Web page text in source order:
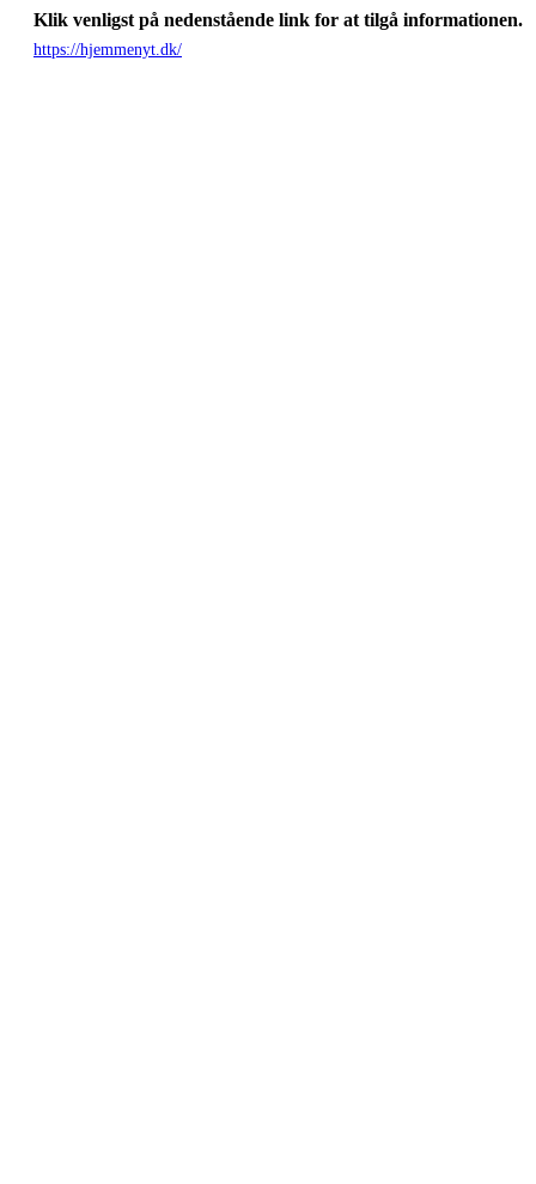
Klik venligst på nedenstående link for at tilgå informationen.
https://hjemmenyt.dk/